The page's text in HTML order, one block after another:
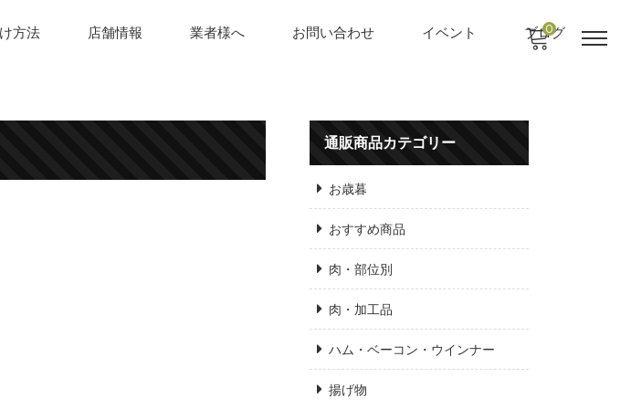
方法 店舗情報 業者様へ お問い合わせ イベント ブログ
0
通販商品カテゴリー
お歳暮
おすすめ商品
肉・部位別
肉・加工品
ハム・ベーコン・ウインナー
揚げ物